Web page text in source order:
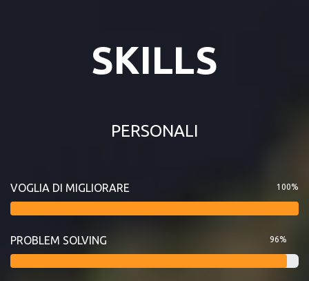
SKILLS
PERSONALI
VOGLIA DI MIGLIORARE 100%
PROBLEM SOLVING 96%